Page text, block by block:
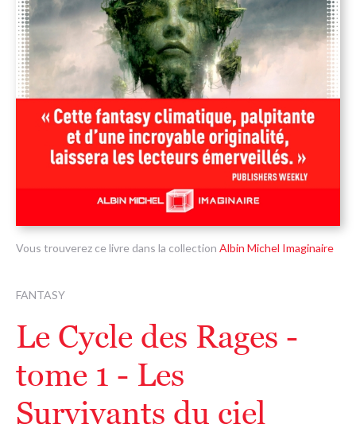
Vous trouverez ce livre dans la collection Albin Michel Imaginaire
FANTASY
Le Cycle des Rages -
tome 1 - Les
Survivants du ciel